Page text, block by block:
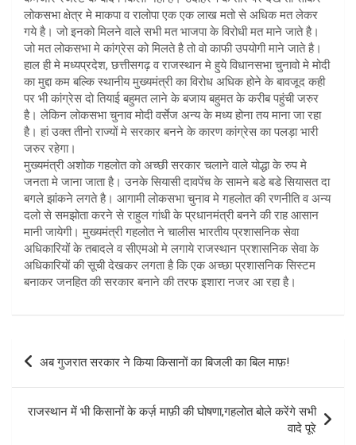
लोकसभा क्षेत्र मे माकपा व रालोपा एक एक लाख मतो से अधिक मत लेकर
गये है। जो इनको मिलने वाले सभी मत भाजपा के विरोधी मत माने जाते है।
जो मत लोकसभा मे कांग्रेस को मिलते है तो वो काफी उपयोगी माने जाते है।
हाल ही मे मध्यप्रदेश, छत्तीसगढ़ व राजस्थान मे हुये विधानसभा चुनावो मे मोदी
का मुद्दा कम बल्कि स्थानीय मुख्यमंत्री का विरोध अधिक होने के बावजूद कही
पर भी कांग्रेस दो तियाई बहुमत लाने के बजाय बहुमत के करीब पहुंची जरुर
है। लेकिन लोकसभा चुनाव मोदी वर्सेज अन्य के मध्य होना तय माना जा रहा
है। हां उक्त तीनो राज्यों मे सरकार बनने के कारण कांग्रेस का पलड़ा भारी
जरुर रहेगा।
मुख्यमंत्री अशोक गहलोत को अच्छी सरकार चलाने वाले योद्धा के रुप मे
जनता मे जाना जाता है। उनके सियासी दावपेंच के सामने बडे बडे सियासत दा
बगले झांकने लगते है। आगामी लोकसभा चुनाव मे गहलोत की रणनीति व अन्य
दलो से समझोता करने से राहुल गांधी के प्रधानमंत्री बनने की राह आसान
मानी जायेगी। मुख्यमंत्री गहलोत ने चालीस भारतीय प्रशासनिक सेवा
अधिकारियों के तबादले व सीएमओ मे लगाये राजस्थान प्रशासनिक सेवा के
अधिकारियों की सूची देखकर लगता है कि एक अच्छा प्रशासनिक सिस्टम
बनाकर जनहित की सरकार बनाने की तरफ इशारा नजर आ रहा है।
Post
navigation
अब गुजरात सरकार ने किया किसानों का बिजली का बिल माफ़!
राजस्थान में भी किसानों के कर्ज़ माफ़ी की घोषणा,गहलोत बोले करेंगे सभी
वादे पूरे